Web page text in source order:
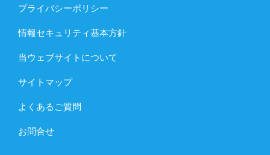
プライバシーポリシー
情報セキュリティ基本方針
当ウェブサイトについて
サイトマップ
よくあるご質問
お問合せ